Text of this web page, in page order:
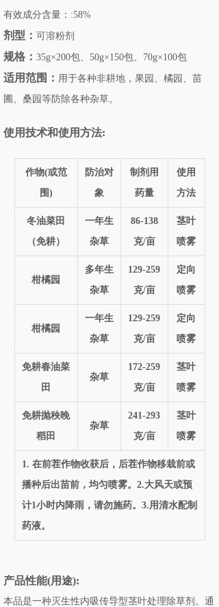
有效成分含量：:58%
剂型： 可溶粉剂
规格： 35g×200包、50g×150包、70g×100包
适用范围 ： 用于各种非耕地，果园、橘园、苗
圃、桑园等防除各种杂草。
使用技术和使用方法:
作物(或范
围)
防治对
象
制剂用
药量
使用
方法
冬油菜田
（免耕）
一年生
杂草
86-138
克/亩
茎叶
喷雾
柑橘园
多年生
杂草
129-259
克/亩
定向
喷雾
柑橘园
一年生
杂草
129-259
克/亩
定向
喷雾
免耕春油菜
田
杂草
172-259
克/亩
茎叶
喷雾
免耕抛秧晚
稻田
杂草
241-293
克/亩
茎叶
喷雾
1. 在前茬作物收获后，后茬作物移栽前或
播种后出苗前，均匀喷雾。2.大风天或预
计1小时内降雨，请勿施药。3.用清水配制
药液。
产品性能(用途):
本品是一种灭生性内吸传导型茎叶处理除草剂。通